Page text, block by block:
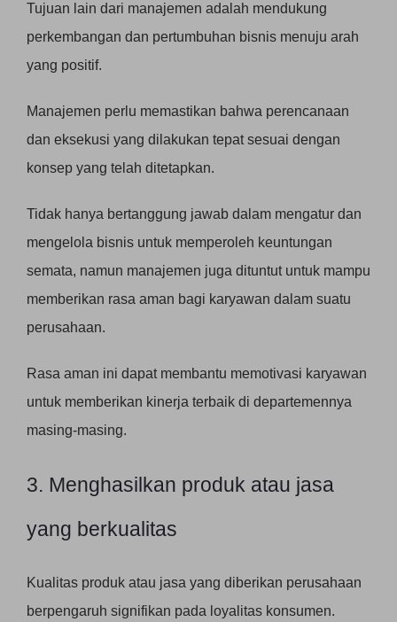
Tujuan lain dari manajemen adalah mendukung
perkembangan dan pertumbuhan bisnis menuju arah
yang positif.
Manajemen perlu memastikan bahwa perencanaan
dan eksekusi yang dilakukan tepat sesuai dengan
konsep yang telah ditetapkan.
Tidak hanya bertanggung jawab dalam mengatur dan
mengelola bisnis untuk memperoleh keuntungan
semata, namun manajemen juga dituntut untuk mampu
memberikan rasa aman bagi karyawan dalam suatu
perusahaan.
Rasa aman ini dapat membantu memotivasi karyawan
untuk memberikan kinerja terbaik di departemennya
masing-masing.
3. Menghasilkan produk atau jasa
yang berkualitas
Kualitas produk atau jasa yang diberikan perusahaan
berpengaruh signifikan pada loyalitas konsumen.